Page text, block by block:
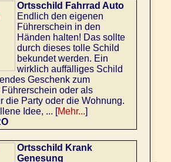
Ortsschild Fahrrad Auto
Endlich den eigenen
Führerschein in den
Händen halten! Das sollte
durch dieses tolle Schild
bekundet werden. Ein
wirklich auffälliges Schild
Geschenk zum
oder als
die Party oder die Wohnung.
Idee, ... [Mehr...]
Ortsschild Krank
Genesung